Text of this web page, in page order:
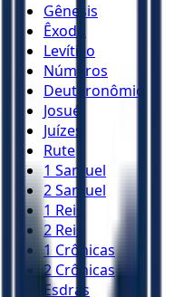
Gênesis
Êxodo
Levítico
Números
Deuteronômio
Josué
Juízes
Rute
1 Samuel
2 Samuel
1 Reis
2 Reis
1 Crônicas
2 Crônicas
Esdras